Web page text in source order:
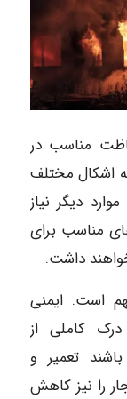
مناسب در
اشکال مختلف
دیگر نیاز
مناسب برای
داشت.
است. ایمنی
کاملی از
تعمیر و
را نیز کاهش